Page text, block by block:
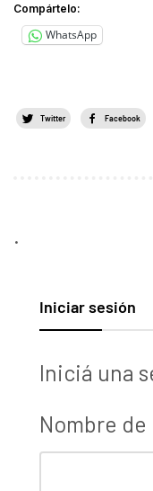
Compártelo:
WhatsApp
Twitter Facebook
.
Iniciar sesión
Iniciá una
Nombre